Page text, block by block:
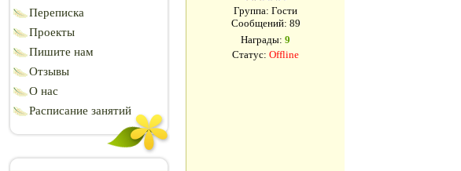
Переписка
Проекты
Пишите нам
Отзывы
О нас
Расписание занятий
Группа: Гости
Сообщений: 89
Награды: 9
Статус: Offline